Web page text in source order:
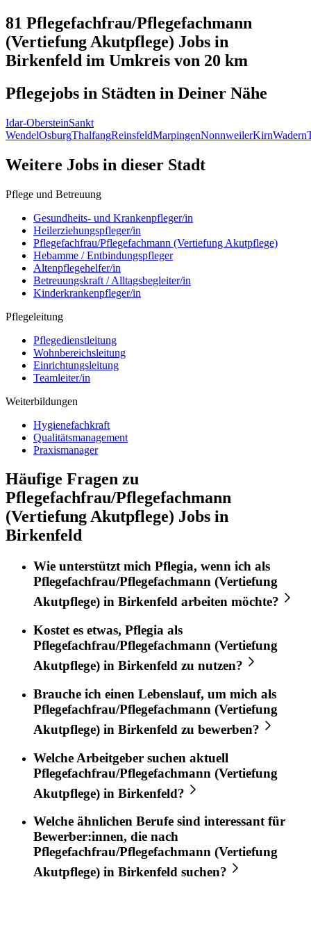
81 Pflegefachfrau/Pflegefachmann
(Vertiefung Akutpflege) Jobs in
Birkenfeld im Umkreis von 20 km
Pflegejobs in Städten in Deiner Nähe
Idar-ObersteinSankt
WendelOsburgThalfangReinsfeldMarpingenNonnweilerKirnWadern
Weitere Jobs in dieser Stadt
Pflege und Betreuung
Gesundheits- und Krankenpfleger/in
Heilerziehungspfleger/in
Pflegefachfrau/Pflegefachmann (Vertiefung Akutpflege)
Hebamme / Entbindungspfleger
Altenpflegehelfer/in
Betreuungskraft / Alltagsbegleiter/in
Kinderkrankenpfleger/in
Pflegeleitung
Pflegedienstleitung
Wohnbereichsleitung
Einrichtungsleitung
Teamleiter/in
Weiterbildungen
Hygienefachkraft
Qualitätsmanagement
Praxismanager
Häufige Fragen zu
Pflegefachfrau/Pflegefachmann
(Vertiefung Akutpflege) Jobs in
Birkenfeld
Wie unterstützt mich Pflegia, wenn ich als
Pflegefachfrau/Pflegefachmann (Vertiefung
Akutpflege) in Birkenfeld arbeiten möchte?
Kostet es etwas, Pflegia als
Pflegefachfrau/Pflegefachmann (Vertiefung
Akutpflege) in Birkenfeld zu nutzen?
Brauche ich einen Lebenslauf, um mich als
Pflegefachfrau/Pflegefachmann (Vertiefung
Akutpflege) in Birkenfeld zu bewerben?
Welche Arbeitgeber suchen aktuell
Pflegefachfrau/Pflegefachmann (Vertiefung
Akutpflege) in Birkenfeld?
Welche ähnlichen Berufe sind interessant für
Bewerber:innen, die nach
Pflegefachfrau/Pflegefachmann (Vertiefung
Akutpflege) in Birkenfeld suchen?